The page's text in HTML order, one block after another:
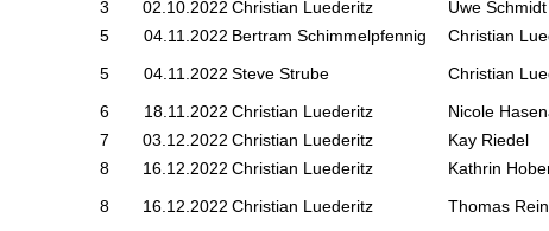
3
02.10.2022 Christian Luederitz Uwe Schmidt
5
04.11.2022 Bertram Schimmelpfennig Christian
5
04.11.2022 Steve Strube Christian
6
18.11.2022 Christian Luederitz Nicole
7
03.12.2022 Christian Luederitz Kay Riedel
8
16.12.2022 Christian Luederitz Kathrin
8
16.12.2022 Christian Luederitz Thomas